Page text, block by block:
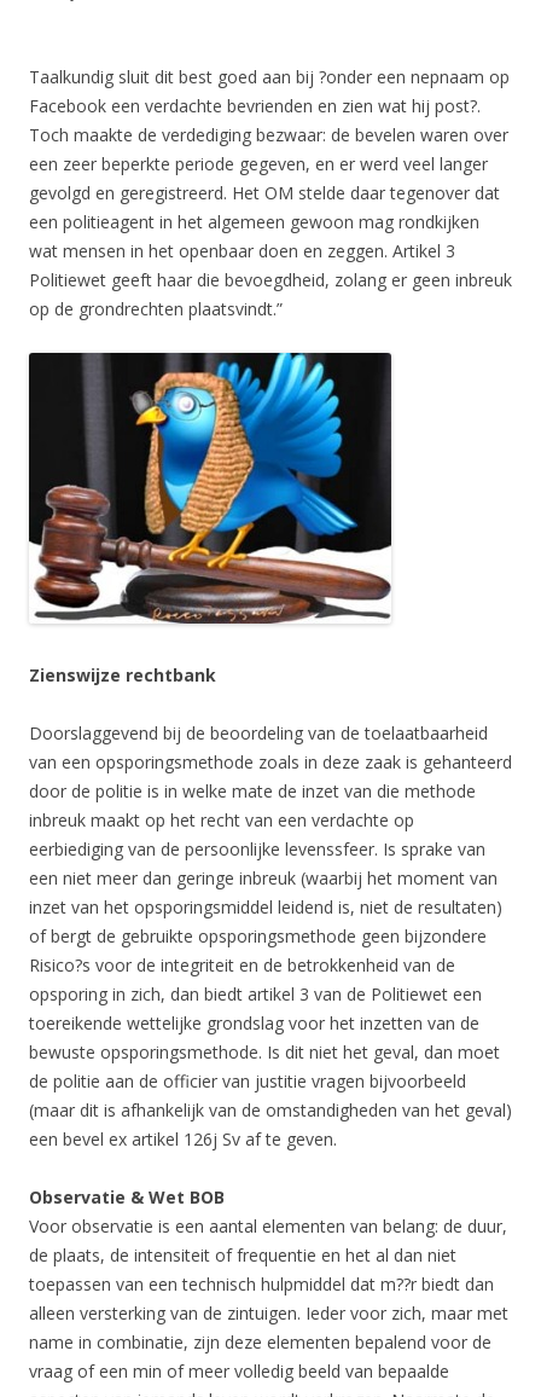
Taalkundig sluit dit best goed aan bij ?onder een nepnaam op
Facebook een verdachte bevrienden en zien wat hij post?.
Toch maakte de verdediging bezwaar: de bevelen waren over
een zeer beperkte periode gegeven, en er werd veel langer
gevolgd en geregistreerd. Het OM stelde daar tegenover dat
een politieagent in het algemeen gewoon mag rondkijken
wat mensen in het openbaar doen en zeggen. Artikel 3
Politiewet geeft haar die bevoegdheid, zolang er geen inbreuk
op de grondrechten plaatsvindt.”
Zienswijze rechtbank
Doorslaggevend bij de beoordeling van de toelaatbaarheid
van een opsporingsmethode zoals in deze zaak is gehanteerd
door de politie is in welke mate de inzet van die methode
inbreuk maakt op het recht van een verdachte op
eerbiediging van de persoonlijke levenssfeer. Is sprake van
een niet meer dan geringe inbreuk (waarbij het moment van
inzet van het opsporingsmiddel leidend is, niet de resultaten)
of bergt de gebruikte opsporingsmethode geen bijzondere
Risico?s voor de integriteit en de betrokkenheid van de
opsporing in zich, dan biedt artikel 3 van de Politiewet een
toereikende wettelijke grondslag voor het inzetten van de
bewuste opsporingsmethode. Is dit niet het geval, dan moet
de politie aan de officier van justitie vragen bijvoorbeeld
(maar dit is afhankelijk van de omstandigheden van het geval)
een bevel ex artikel 126j Sv af te geven.
Observatie & Wet BOB
Voor observatie is een aantal elementen van belang: de duur,
de plaats, de intensiteit of frequentie en het al dan niet
toepassen van een technisch hulpmiddel dat m??r biedt dan
alleen versterking van de zintuigen. Ieder voor zich, maar met
name in combinatie, zijn deze elementen bepalend voor de
vraag of een min of meer volledig beeld van bepaalde